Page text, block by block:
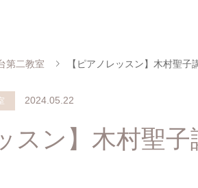
第二教室 【ピアノレッスン】木村聖子
2024.05.22
スン】木村聖